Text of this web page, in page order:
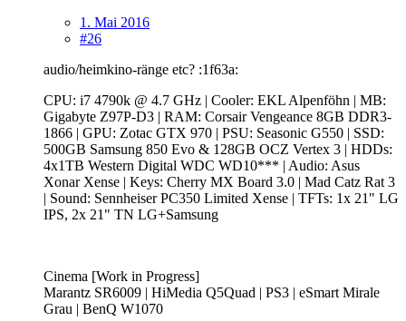
1. Mai 2016
#26
audio/heimkino-ränge etc? :1f63a:
CPU: i7 4790k @ 4.7 GHz | Cooler: EKL Alpenföhn | MB:
Gigabyte Z97P-D3 | RAM: Corsair Vengeance 8GB DDR3-
1866 | GPU: Zotac GTX 970 | PSU: Seasonic G550 | SSD:
500GB Samsung 850 Evo & 128GB OCZ Vertex 3 | HDDs:
4x1TB Western Digital WDC WD10*** | Audio: Asus
Xonar Xense | Keys: Cherry MX Board 3.0 | Mad Catz Rat 3
| Sound: Sennheiser PC350 Limited Xense | TFTs: 1x 21" LG
IPS, 2x 21" TN LG+Samsung
Cinema [Work in Progress]
Marantz SR6009 | HiMedia Q5Quad | PS3 | eSmart Mirale
Grau | BenQ W1070